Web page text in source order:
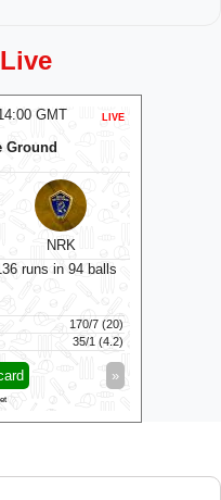
GMT LIVE
Ground
NRK
runs in 94 balls
170/7 (20)
35/1 (4.2)
»